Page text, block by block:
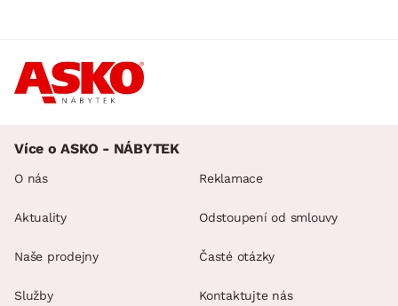
Více o ASKO - NÁBYTEK
O nás
Aktuality
Naše prodejny
Služby
Reklamace
Odstoupení od smlouvy
Časté otázky
Kontaktujte nás